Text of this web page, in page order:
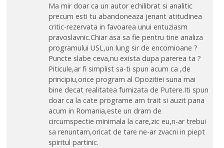
Ma mir doar ca un autor echilibrat si analitic
precum esti tu abandoneaza jenant atitudinea
critic-rezervata in favoarea unui entuziasm
pravoslavnic.Chiar asa sa fie pentru tine analiza
programului USL,un lung sir de encomioane ?
Puncte slabe ceva,nu exista dupa parerea ta ?
Piticule,ar fi simplist sa-ti spun acum ca ,de
principiu,orice program al Opozitiei suna mai
bine decat realitatea furnizata de Putere.Iti spun
doar ca la cate programe am trait si auzit pana
acum in Romania,este un dram de
circumspectie minimala la care,zic eu,n-ar trebui
sa renuntam,oricat de tare ne-ar zvacni in piept
spiritul partinic.